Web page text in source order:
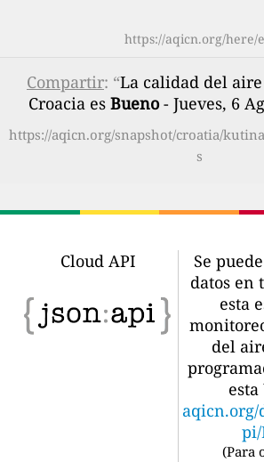
https://aqicn.org/here/
Compartir: “La calidad del
Croacia es Bueno- Jueves, 6
https://aqicn.org/snapshot/croatia/
s
Cloud API
Se
datos en
esta
del
esta
pi/
(Para